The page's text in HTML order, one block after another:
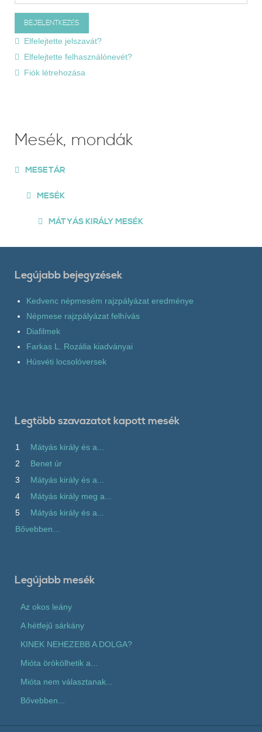
Elfelejtette jelszavát?
Elfelejtette felhasználónevét?
Fiók létrehozása
Mesék, mondák
MESETÁR
MESÉK
MÁTYÁS KIRÁLY MESÉK
Legújabb bejegyzések
Kedvenc népmesém rajzpályázat eredménye
Népmese rajzpályázat felhívás
Diafilmek
Farkas L. Rozália kiadványai
Húsvéti locsolóversek
Legtöbb szavazatot kapott mesék
1
Mátyás király és a...
2
Benet úr
3
Mátyás király és a...
4
Mátyás király meg a...
5
Mátyás király és a...
Bővebben...
Legújabb mesék
Az okos leány
A hétfejű sárkány
KINEK NEHEZEBB A DOLGA?
Mióta örökölhetik a...
Mióta nem választanak...
Bővebben...